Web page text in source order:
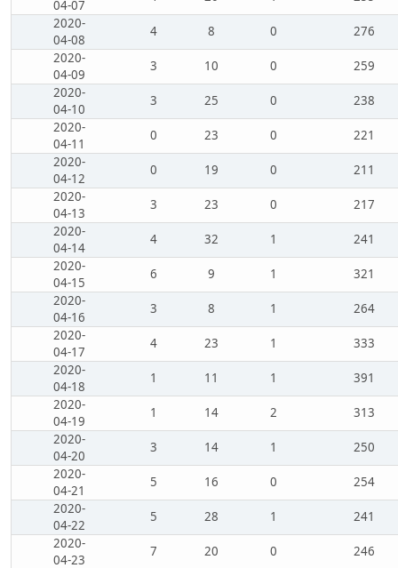
04-07
2020-
04-08
4 8 0
276
2020-
04-09
3 10 0
259
2020-
04-10
3 25 0
238
2020-
04-11
0 23 0
221
2020-
04-12
0 19 0
211
2020-
04-13
3 23 0
217
2020-
04-14
4 32 1
241
2020-
04-15
6 9 1
321
2020-
04-16
3 8 1
264
2020-
04-17
4 23 1
333
2020-
04-18
1 11 1
391
2020-
04-19
1 14 2
313
2020-
04-20
3 14 1
250
2020-
04-21
5 16 0
254
2020-
04-22
5 28 1
241
2020-
04-23
7 20 0
246